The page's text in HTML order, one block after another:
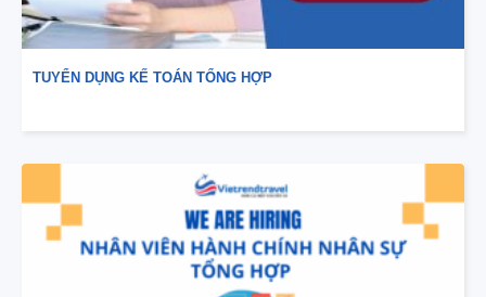
TUYỂN DỤNG KẾ TOÁN TỔNG HỢP